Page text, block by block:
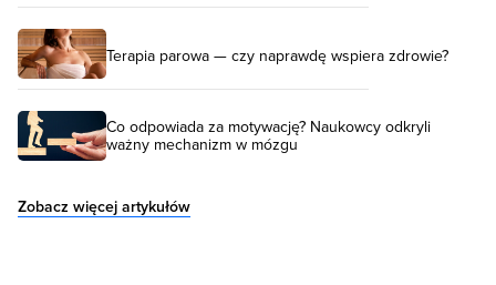
Terapia parowa — czy naprawdę wspiera zdrowie?
Co odpowiada za motywację? Naukowcy odkryli
ważny mechanizm w mózgu
Zobacz więcej artykułów